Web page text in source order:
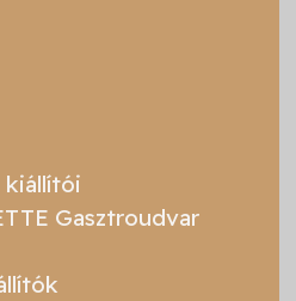
kiállítói
Gasztroudvar